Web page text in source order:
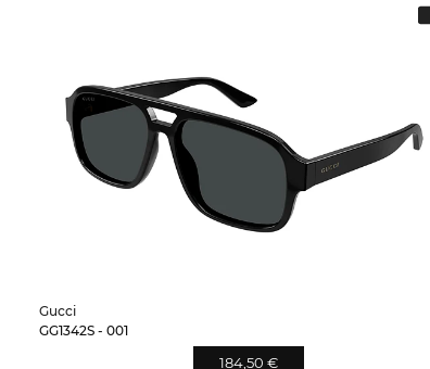
Gucci
GG1342S - 001
184,50 €